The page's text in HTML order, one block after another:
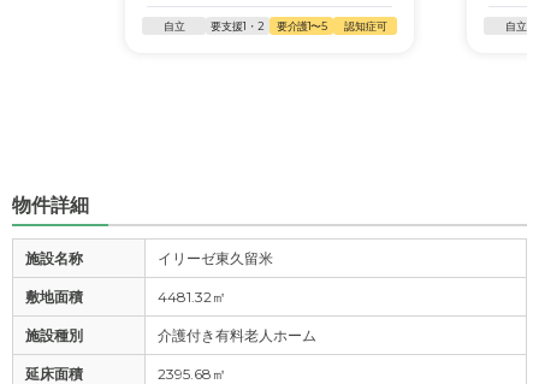
自立 要支援1・2 要介護1〜5 認知症可 自立
物件詳細
施設名称 イリーゼ東久留米
敷地面積 4481.32㎡
施設種別 介護付き有料老人ホーム
延床面積 2395.68㎡